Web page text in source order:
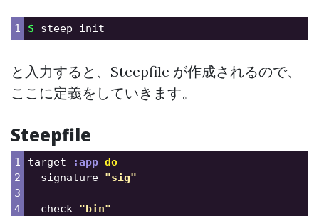
$
と入力すると、Steepfile が作成されるので、
ここに定義をしていきます。
Steepfile
1
2
3
4
target :app do
signature "sig"
check "bin"